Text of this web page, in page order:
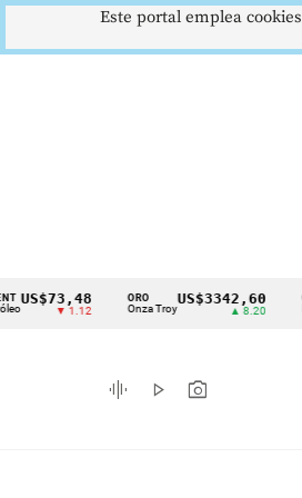
Cintillo
indicadores
económicos
▼ 1.12
ORO
Onza Troy
US$3342,60 COLCAP
Índ.
graphic_eq play_arrow photo_camera
Este portal emplea